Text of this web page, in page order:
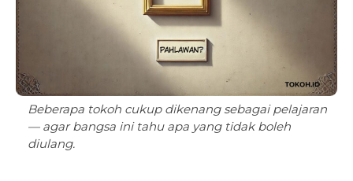
Beberapa tokoh cukup dikenang sebagai pelajaran
— agar bangsa ini tahu apa yang tidak boleh
diulang.